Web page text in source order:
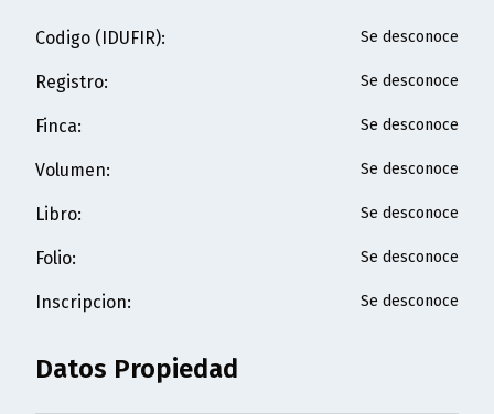
Codigo (IDUFIR): Se desconoce
Registro: Se desconoce
Finca: Se desconoce
Volumen: Se desconoce
Libro: Se desconoce
Folio: Se desconoce
Inscripcion: Se desconoce
Datos Propiedad